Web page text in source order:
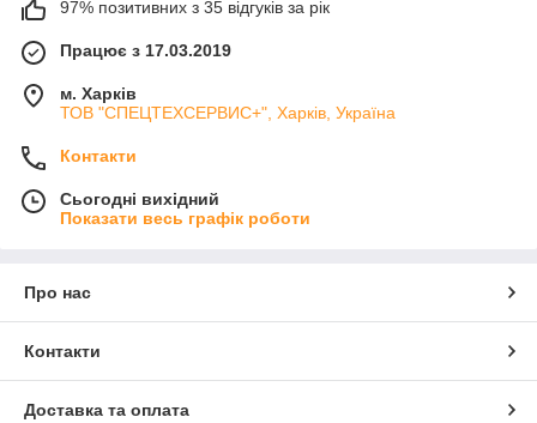
97% позитивних з 35 відгуків за рік
Працює з 17.03.2019
м. Харків
ТОВ "СПЕЦТЕХСЕРВИС+", Харків, Україна
Контакти
Сьогодні вихідний
Показати весь графік роботи
Про нас
Контакти
Доставка та оплата